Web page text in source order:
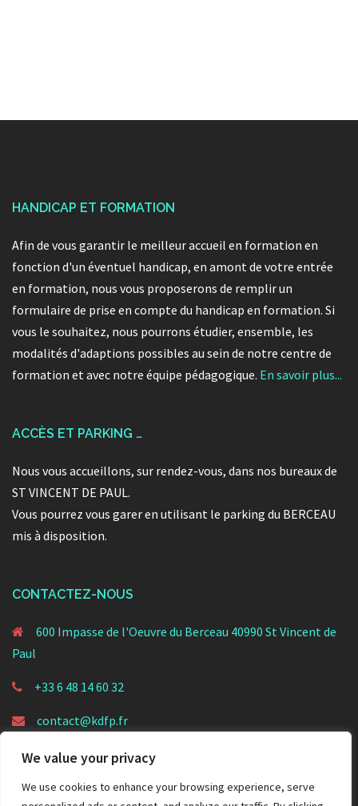
We value your privacy
We use cookies to enhance your browsing experience, serve
HANDICAP ET FORMATION
Afin de vous garantir le meilleur accueil en formation en
fonction d'un éventuel handicap, en amont de votre entrée
en formation, nous vous proposerons de remplir un
formulaire de prise en compte du handicap en formation. Si
vous le souhaitez, nous pourrons étudier, ensemble, les
modalités d'adaptions possibles au sein de notre centre de
formation et avec notre équipe pédagogique. En savoir plus...
ACCÈS ET PARKING …
Nous vous accueillons, sur rendez-vous, dans nos bureaux de
ST VINCENT DE PAUL.
Vous pourrez vous garer en utilisant le parking du BERCEAU
mis à disposition.
CONTACTEZ-NOUS
600 Impasse de l'Oeuvre du Berceau 40990 St Vincent de
Paul
+33 6 48 14 60 32
contact@kdfp.fr